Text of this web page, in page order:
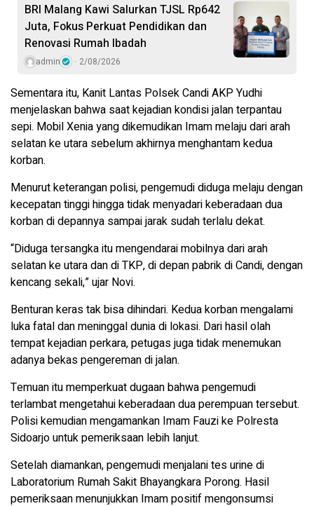
BRI Malang Kawi Salurkan TJSL Rp642
Juta, Fokus Perkuat Pendidikan dan
Renovasi Rumah Ibadah
admin 2/08/2026
Sementara itu, Kanit Lantas Polsek Candi AKP Yudhi
menjelaskan bahwa saat kejadian kondisi jalan terpantau
sepi. Mobil Xenia yang dikemudikan Imam melaju dari arah
selatan ke utara sebelum akhirnya menghantam kedua
korban.
Menurut keterangan polisi, pengemudi diduga melaju dengan
kecepatan tinggi hingga tidak menyadari keberadaan dua
korban di depannya sampai jarak sudah terlalu dekat.
“Diduga tersangka itu mengendarai mobilnya dari arah
selatan ke utara dan di TKP, di depan pabrik di Candi, dengan
kencang sekali,” ujar Novi.
Benturan keras tak bisa dihindari. Kedua korban mengalami
luka fatal dan meninggal dunia di lokasi. Dari hasil olah
tempat kejadian perkara, petugas juga tidak menemukan
adanya bekas pengereman di jalan.
Temuan itu memperkuat dugaan bahwa pengemudi
terlambat mengetahui keberadaan dua perempuan tersebut.
Polisi kemudian mengamankan Imam Fauzi ke Polresta
Sidoarjo untuk pemeriksaan lebih lanjut.
Setelah diamankan, pengemudi menjalani tes urine di
Laboratorium Rumah Sakit Bhayangkara Porong. Hasil
pemeriksaan menunjukkan Imam positif mengonsumsi